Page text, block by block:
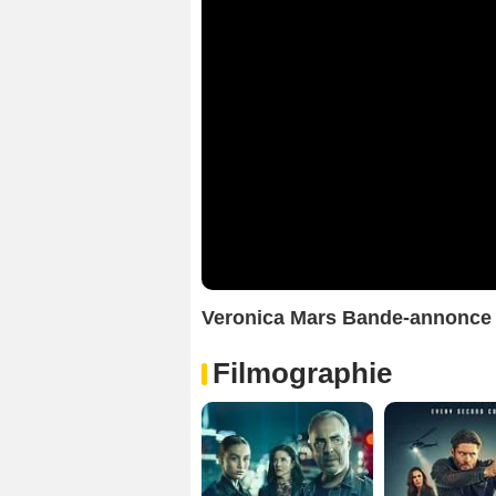
Veronica Mars Bande-annonce
Filmographie